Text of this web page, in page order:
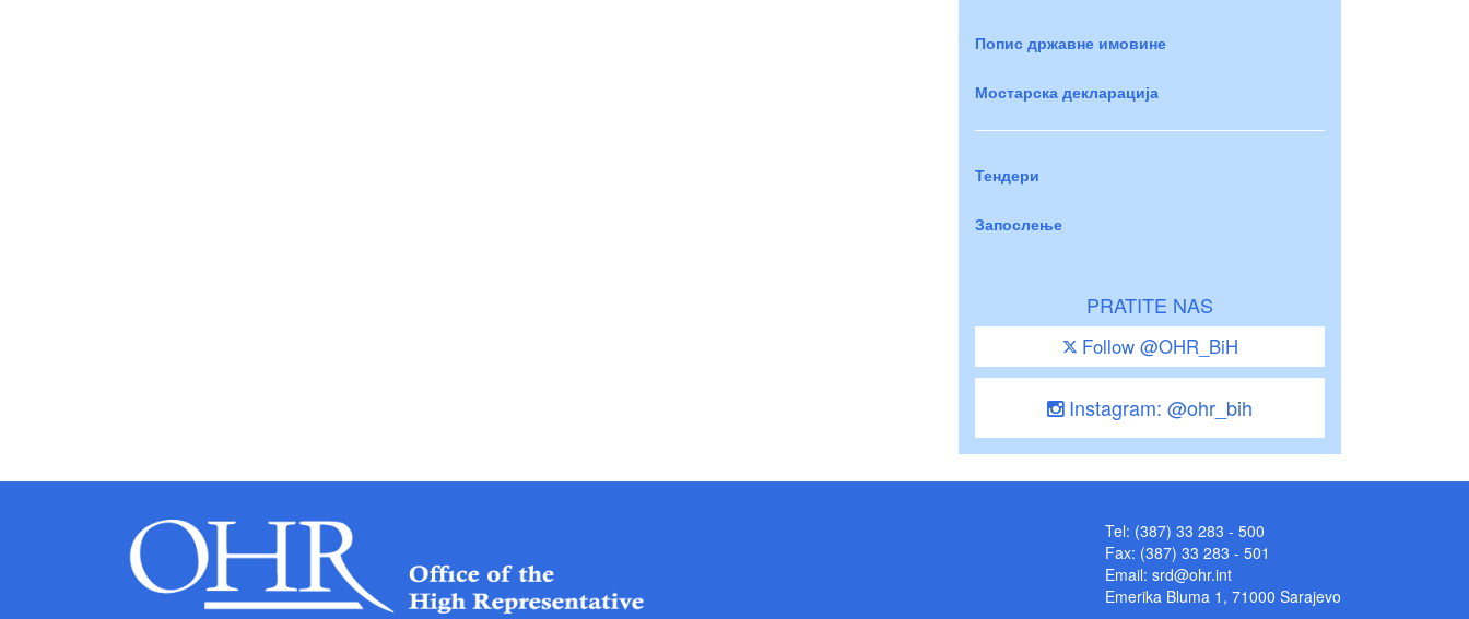
Попис државне имовине
Мостарска декларација
Тендери
Запослење
PRATITE NAS
Follow @OHR_BiH
Instagram: @ohr_bih
Tel: (387) 33 283 - 500
Fax: (387) 33 283 - 501
Email: srd@ohr.int
Emerika Bluma 1, 71000 Sarajevo